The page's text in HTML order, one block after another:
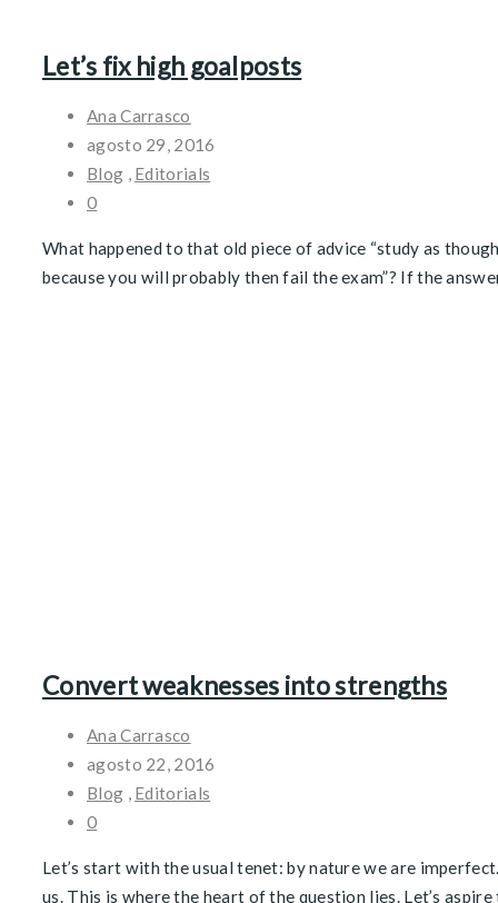
Let’s fix high goalposts
Ana Carrasco
agosto 29, 2016
Blog , Editorials
0
What happened to that old piece of advice “study as
because you will probably then fail the exam”? If the
Convert weaknesses into strengths
Ana Carrasco
agosto 22, 2016
Blog , Editorials
0
Let’s start with the usual tenet: by nature we are
us. This is where the heart of the question lies. Let’s aspire